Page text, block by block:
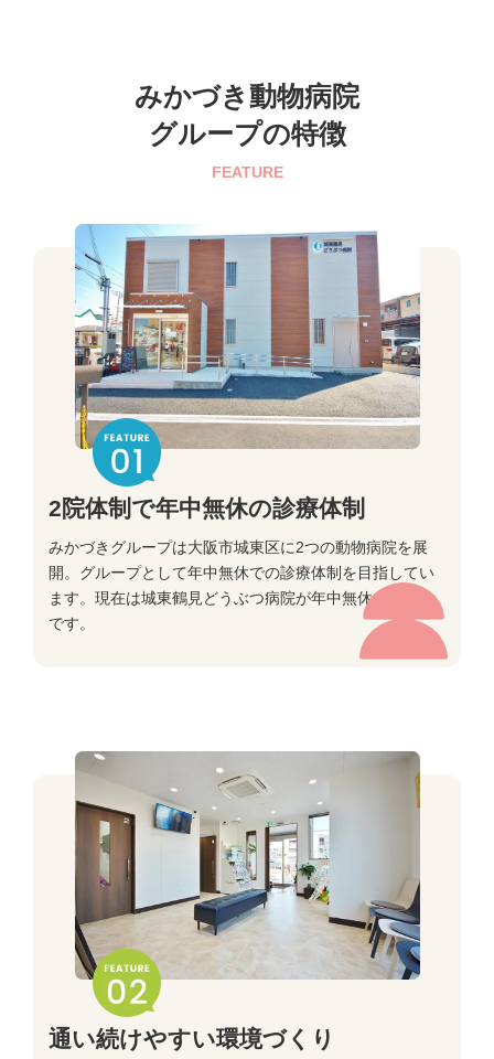
みかづき動物病院
グループの特徴
FEATURE
2院体制で年中無休の診療体制
みかづきグループは大阪市城東区に2つの動物病院を展
開。グループとして年中無休での診療体制を目指してい
ます。現在は城東鶴見どうぶつ病院が年中無休で対応中
です。
通い続けやすい環境づくり